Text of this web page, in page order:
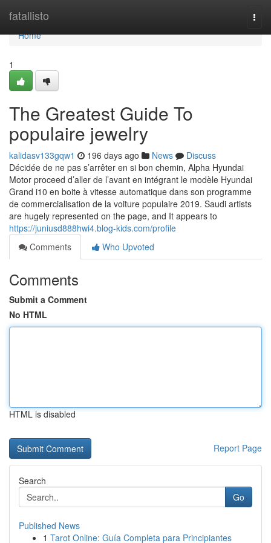
fatallisto
Home
Home
1
The Greatest Guide To
populaire jewelry
kalidasv133gqw1 196 days ago News
Discuss
Décidée de ne pas s’arrêter en si bon chemin, Alpha Hyundai
Motor proceed d’aller de l’avant en intégrant le modèle Hyundai
Grand i10 en boite à vitesse automatique dans son programme
de commercialisation de la voiture populaire 2019. Saudi artists
are hugely represented on the page, and It appears to
https://juniusd888hwi4.blog-kids.com/profile
Comments
Who Upvoted
Comments
Submit a Comment
No HTML
HTML is disabled
Report Page
Search
Go
Published News
1 Tarot Online: Guía Completa para Principiantes